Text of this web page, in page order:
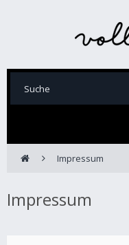
Impressum
Impressum